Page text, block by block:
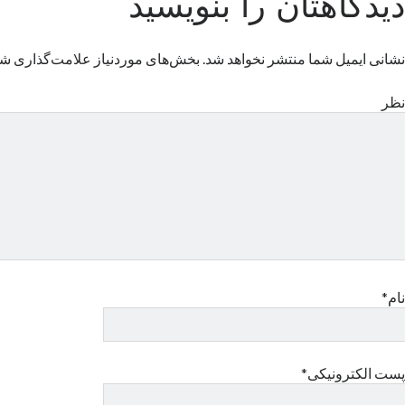
دیدگاهتان را بنویسید
نشانی ایمیل شما منتشر نخواهد شد. بخش‌های موردنیاز علامت‌گذاری
نظر
نام*
پست الکترونیکی*